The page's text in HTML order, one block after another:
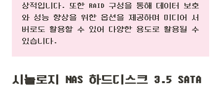
상적입니다. 또한 RAID 구성을 통해 데이터 보호
와 성능 향상을 위한 옵션을 제공하며 미디어 서
버로도 활용할 수 있어 다양한 용도로 활용될 수
있습니다.
시놀로지 NAS 하드디스크 3.5 SATA